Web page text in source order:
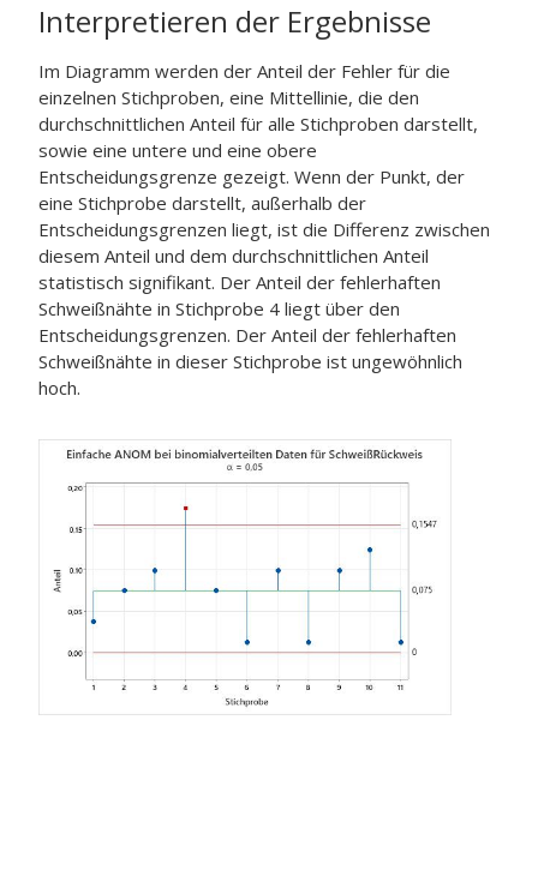
Interpretieren der Ergebnisse
Im Diagramm werden der Anteil der Fehler für die
einzelnen Stichproben, eine Mittellinie, die den
durchschnittlichen Anteil für alle Stichproben darstellt,
sowie eine untere und eine obere
Entscheidungsgrenze gezeigt. Wenn der Punkt, der
eine Stichprobe darstellt, außerhalb der
Entscheidungsgrenzen liegt, ist die Differenz zwischen
diesem Anteil und dem durchschnittlichen Anteil
statistisch signifikant. Der Anteil der fehlerhaften
Schweißnähte in Stichprobe 4 liegt über den
Entscheidungsgrenzen. Der Anteil der fehlerhaften
Schweißnähte in dieser Stichprobe ist ungewöhnlich
hoch.